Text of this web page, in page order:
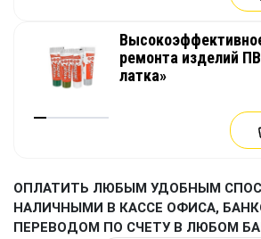
ремонта изделий
латка»
ОПЛАТИТЬ ЛЮБЫМ УДОБНЫМ
НАЛИЧНЫМИ В КАССЕ ОФИСА,
ПЕРЕВОДОМ ПО СЧЕТУ В ЛЮБОМ